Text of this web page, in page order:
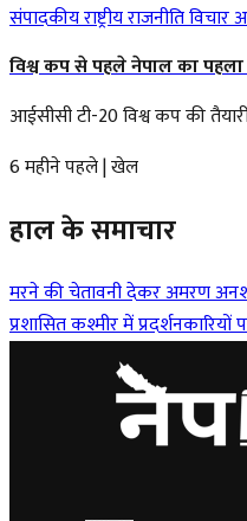
संपादकीयराष्ट्रीयराजनीतिविचार
विश्व कप से पहले नेपाल का
आईसीसी टी-20 विश्व कप की
6 महीने पहले|खेल
हाल के समाचार
मरने की चेतावनी देकर अमरण
प्रशासित कश्मीर में प्रदर्शनकारियों